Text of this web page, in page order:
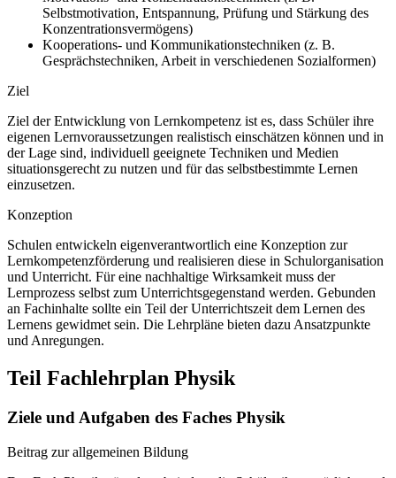
Selbstmotivation, Entspannung, Prüfung und Stärkung des
Konzentrationsvermögens)
Kooperations- und Kommunikationstechniken (z. B.
Gesprächstechniken, Arbeit in verschiedenen Sozialformen)
Ziel
Ziel der Entwicklung von Lernkompetenz ist es, dass Schüler ihre
eigenen Lernvoraussetzungen realistisch einschätzen können und in
der Lage sind, individuell geeignete Techniken und Medien
situationsgerecht zu nutzen und für das selbstbestimmte Lernen
einzusetzen.
Konzeption
Schulen entwickeln eigenverantwortlich eine Konzeption zur
Lernkompetenzförderung und realisieren diese in Schulorganisation
und Unterricht. Für eine nachhaltige Wirksamkeit muss der
Lernprozess selbst zum Unterrichtsgegenstand werden. Gebunden
an Fachinhalte sollte ein Teil der Unterrichtszeit dem Lernen des
Lernens gewidmet sein. Die Lehrpläne bieten dazu Ansatzpunkte
und Anregungen.
Teil Fachlehrplan Physik
Ziele und Aufgaben des Faches Physik
Beitrag zur allgemeinen Bildung